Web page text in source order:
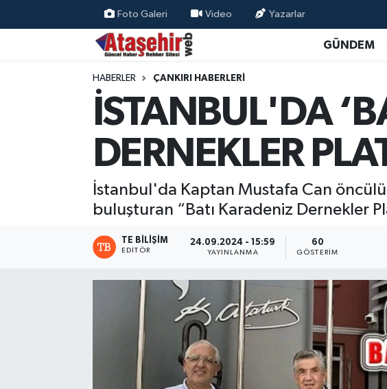
Foto Galeri Video Yazarlar
GÜNDEM
HABERLER ÇANKIRI HABERLERI
İSTANBUL'DA
DERNEKLER
İstanbul'da Kaptan Mustafa Can
buluşturan “Batı Karadeniz Dernekler
TE BILIŞIM
EDITÖR
24.09.2024 - 15:59
YAYINLANMA
60
GÖSTERIM
Hava Durumu
Trafik Durumu
Süper Lig Puan Durumu ve Fikstür
Tüm Manşetler
Son Dakika Haberleri